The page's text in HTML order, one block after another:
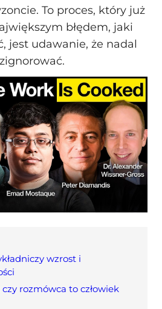
To proces, który już
błędem, jaki
jest udawanie, że nadal
wzrost i
rozmówca to człowiek